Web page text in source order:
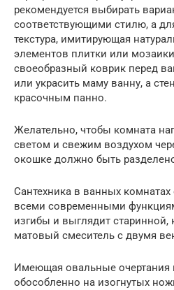
рекомендуется выбирать
соответствующими стилю, а
текстура, имитирующая
элементов плитки или
своеобразный коврик перед
или украсить маму ванну, а
красочным панно.
Желательно, чтобы комната
светом и свежим воздухом
окошке должно быть
Сантехника в ванных
всеми современными
изгибы и выглядит старинной,
матовый смеситель с двумя
Имеющая овальные очертания
обособленно на изогнутых